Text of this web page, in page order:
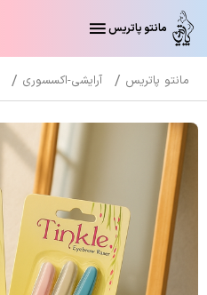
مانتو پاتریس
مانتو پاتریس آرایشی-اکسسوری